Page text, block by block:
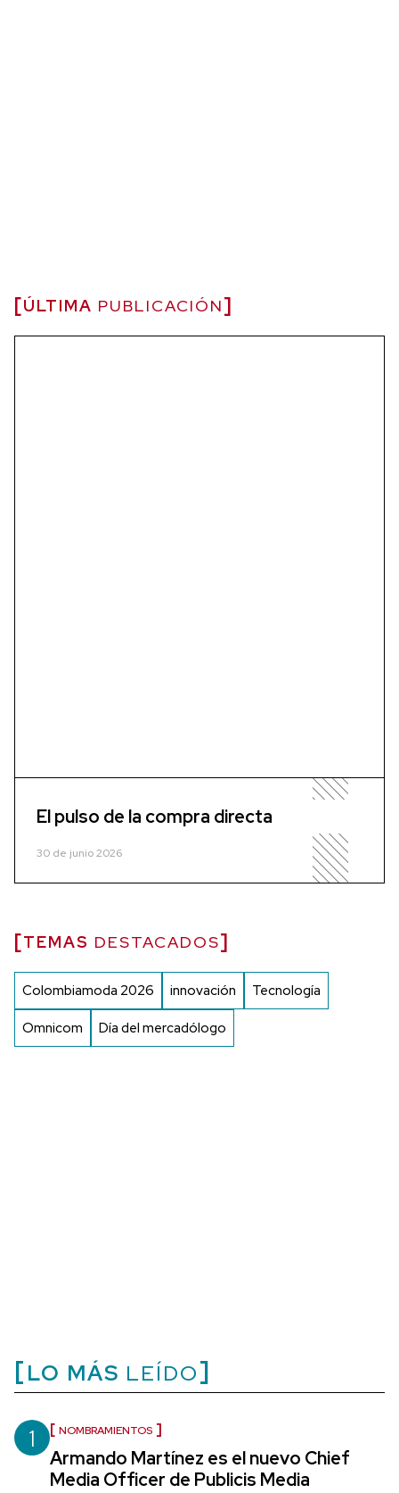
ÚLTIMA PUBLICACIÓN
El pulso de la compra directa
30 de junio 2026
TEMAS DESTACADOS
Colombiamoda 2026 innovación Tecnología
Omnicom Día del mercadólogo
LO MÁS LEÍDO
1 NOMBRAMIENTOS
Armando Martínez es el nuevo Chief
Media Officer de Publicis Media